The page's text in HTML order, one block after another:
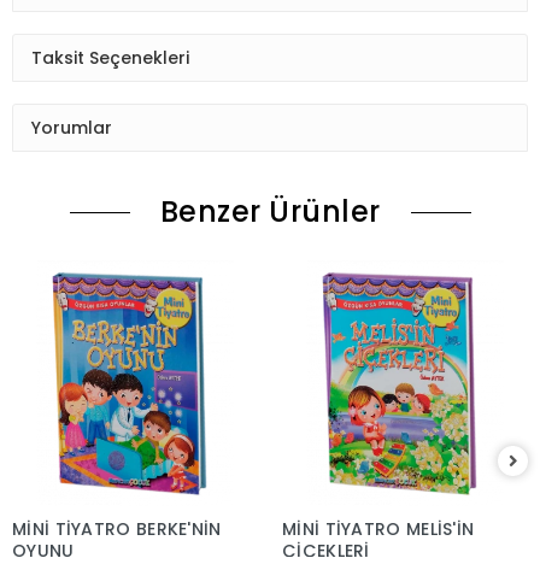
Taksit Seçenekleri
Yorumlar
Benzer Ürünler
MİNİ TİYATRO BERKE'NİN
OYUNU
MİNİ TİYATRO MELİS'İN
ÇİÇEKLERİ